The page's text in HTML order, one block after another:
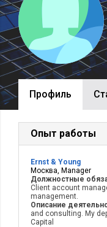
Профиль
Опыт работы
Ernst & Young
Москва, Manager
Должностные
Client account
management.
Описание
and consulting. My
Capital